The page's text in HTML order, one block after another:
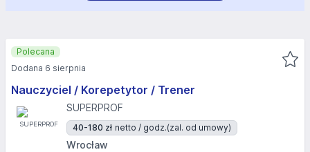
Nauczyciel / Korepetytor / Trener
SUPERPROF
40-180 zł netto / godz.(zal. od umowy)
Wrocław
Polecana
Dodana 6 sierpnia